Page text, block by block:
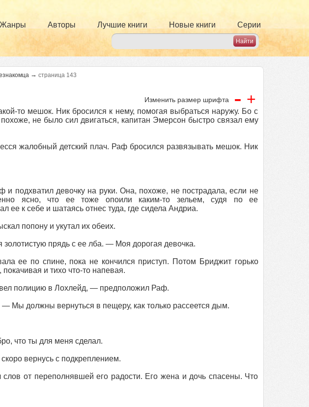
Жанры Авторы Лучшие книги Новые книги Серии
→ страница 143
Изменить размер шрифта - +
то мешок. Ник бросился к нему, помогая выбраться наружу. Бо с
не было сил двигаться, капитан Эмерсон быстро связал ему
жалобный детский плач. Раф бросился развязывать мешок. Ник
подхватил девочку на руки. Она, похоже, не пострадала, если не
ясно, что ее тоже опоили каким-то зельем, судя по ее
ее к себе и шатаясь отнес туда, где сидела Андриа.
попону и укутал их обеих.
прядь с ее лба. — Моя дорогая девочка.
ее по спине, пока не кончился приступ. Потом Бриджит горько
и тихо что-то напевая.
полицию в Лохлейд, — предположил Раф.
должны вернуться в пещеру, как только рассеется дым.
что ты для меня сделал.
вернусь с подкреплением.
от переполнявшей его радости. Его жена и дочь спасены. Что